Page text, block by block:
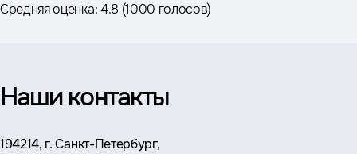
Средняя оценка:4.8 (1000 голосов)
Наши контакты
Адрес:
194214, г. Санкт-Петербург,